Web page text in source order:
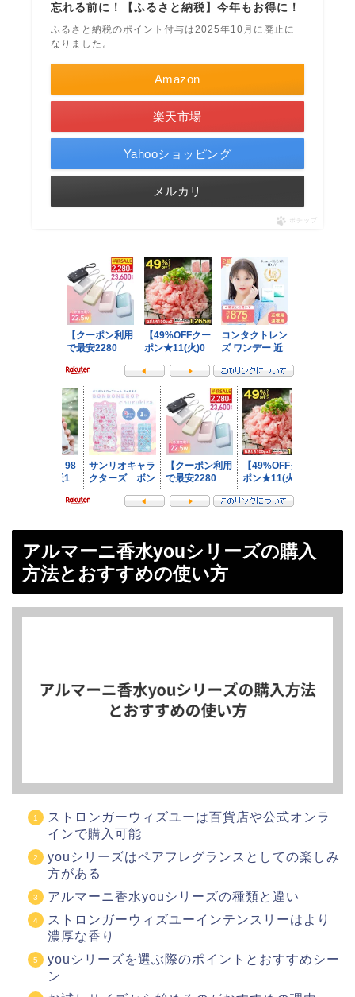
忘れる前に！【ふるさと納税】今年もお得に！
ふるさと納税のポイント付与は2025年10月に廃止に
なりました。
Amazon
楽天市場
Yahooショッピング
メルカリ
ポチップ
アルマーニ香水youシリーズの購入
方法とおすすめの使い方
ストロンガーウィズユーは百貨店や公式オンラ
インで購入可能
youシリーズはペアフレグランスとしての楽しみ
方がある
アルマーニ香水youシリーズの種類と違い
ストロンガーウィズユーインテンスリーはより
濃厚な香り
youシリーズを選ぶ際のポイントとおすすめシー
ン